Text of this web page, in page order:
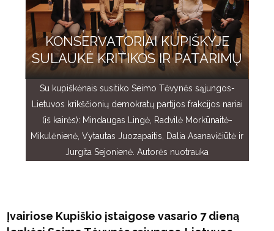
KONSERVATORIAI KUPIŠKYJE
SULAUKĖ KRITIKOS IR PATARIMŲ
Su kupiškėnais susitiko Seimo Tėvynės sąjungos-
Lietuvos krikščionių demokratų partijos frakcijos nariai
(iš kairės): Mindaugas Lingė, Radvilė Morkūnaitė-
Mikulėnienė, Vytautas Juozapaitis, Dalia Asanavičiūtė ir
Jurgita Sejonienė. Autorės nuotrauka
Įvairiose Kupiškio įstaigose vasario 7 dieną